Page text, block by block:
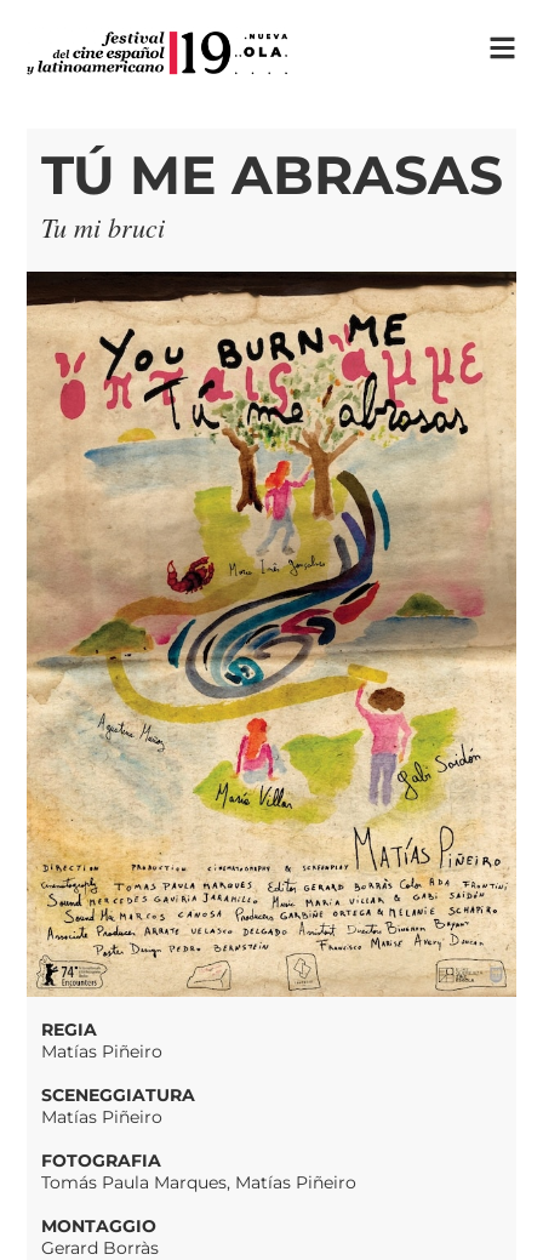
TÚ ME ABRASAS
Tu mi bruci
REGIA
Matías Piñeiro
SCENEGGIATURA
Matías Piñeiro
FOTOGRAFIA
Tomás Paula Marques, Matías Piñeiro
MONTAGGIO
Gerard Borràs